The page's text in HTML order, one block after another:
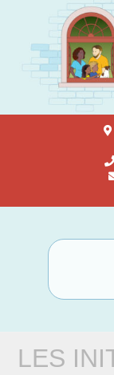
LES